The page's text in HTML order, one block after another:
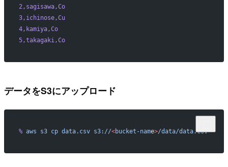
2,sagisawa,Co
3,ichinose,Cu
4,kamiya,Co
5,takagaki,Co
データをS3にアップロード
% aws s3 cp data.csv s3://<bucket-name>/data/data.csv